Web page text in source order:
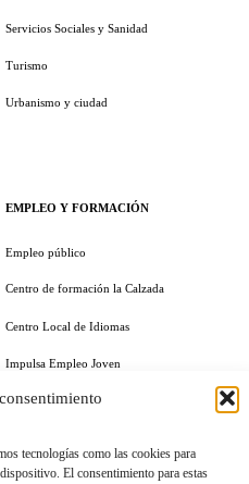
tecnologías como las cookies para
El consentimiento para estas
Servicios Sociales y Sanidad
Turismo
Urbanismo y ciudad
EMPLEO Y FORMACIÓN
Empleo público
Centro de formación la Calzada
Centro Local de Idiomas
Impulsa Empleo Joven
Generación IN Empleo
Cursos y Actividades